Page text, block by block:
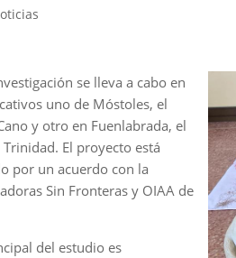
se lleva a cabo en
uno de Móstoles, el
y otro en Fuenlabrada, el
El proyecto está
por un acuerdo con la
Sin Fronteras y OIAA de
del estudio es